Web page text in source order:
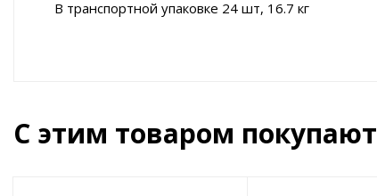
В транспортной упаковке 24 шт, 16.7 кг
С этим товаром покупают